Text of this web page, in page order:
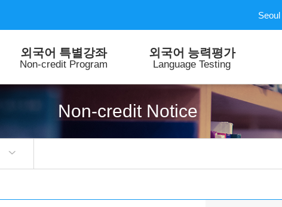
외국어 특별강좌
Non-credit Program
외국어 능력평가
Language Testing
Non-credit Notice